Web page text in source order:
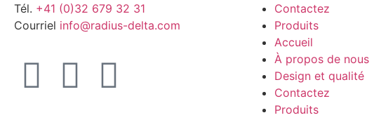
Tél. +41 (0)32 679 32 31
Courriel info@radius-delta.com
Contactez
Produits
Accueil
À propos de nous
Design et qualité
Contactez
Produits